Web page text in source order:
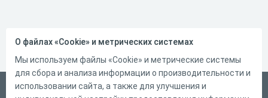
Русский
О файлах «Cookie» и метрических системах
Мы используем файлы «Cookie» и метрические системы
для сбора и анализа информации о производительности и
использовании сайта, а также для улучшения и